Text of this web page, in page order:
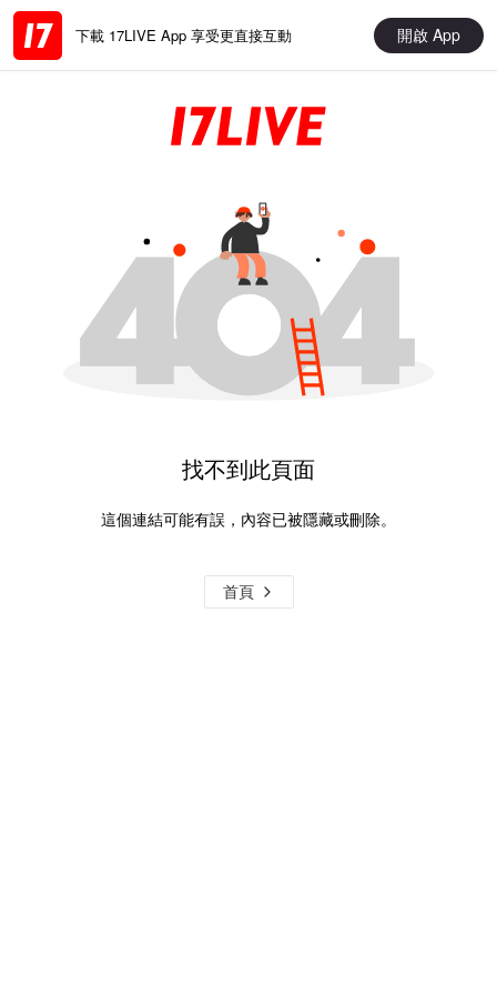
下載 17LIVE App 享受更直接互動 開啟 App
找不到此頁面
這個連結可能有誤，內容已被隱藏或刪除。
首頁